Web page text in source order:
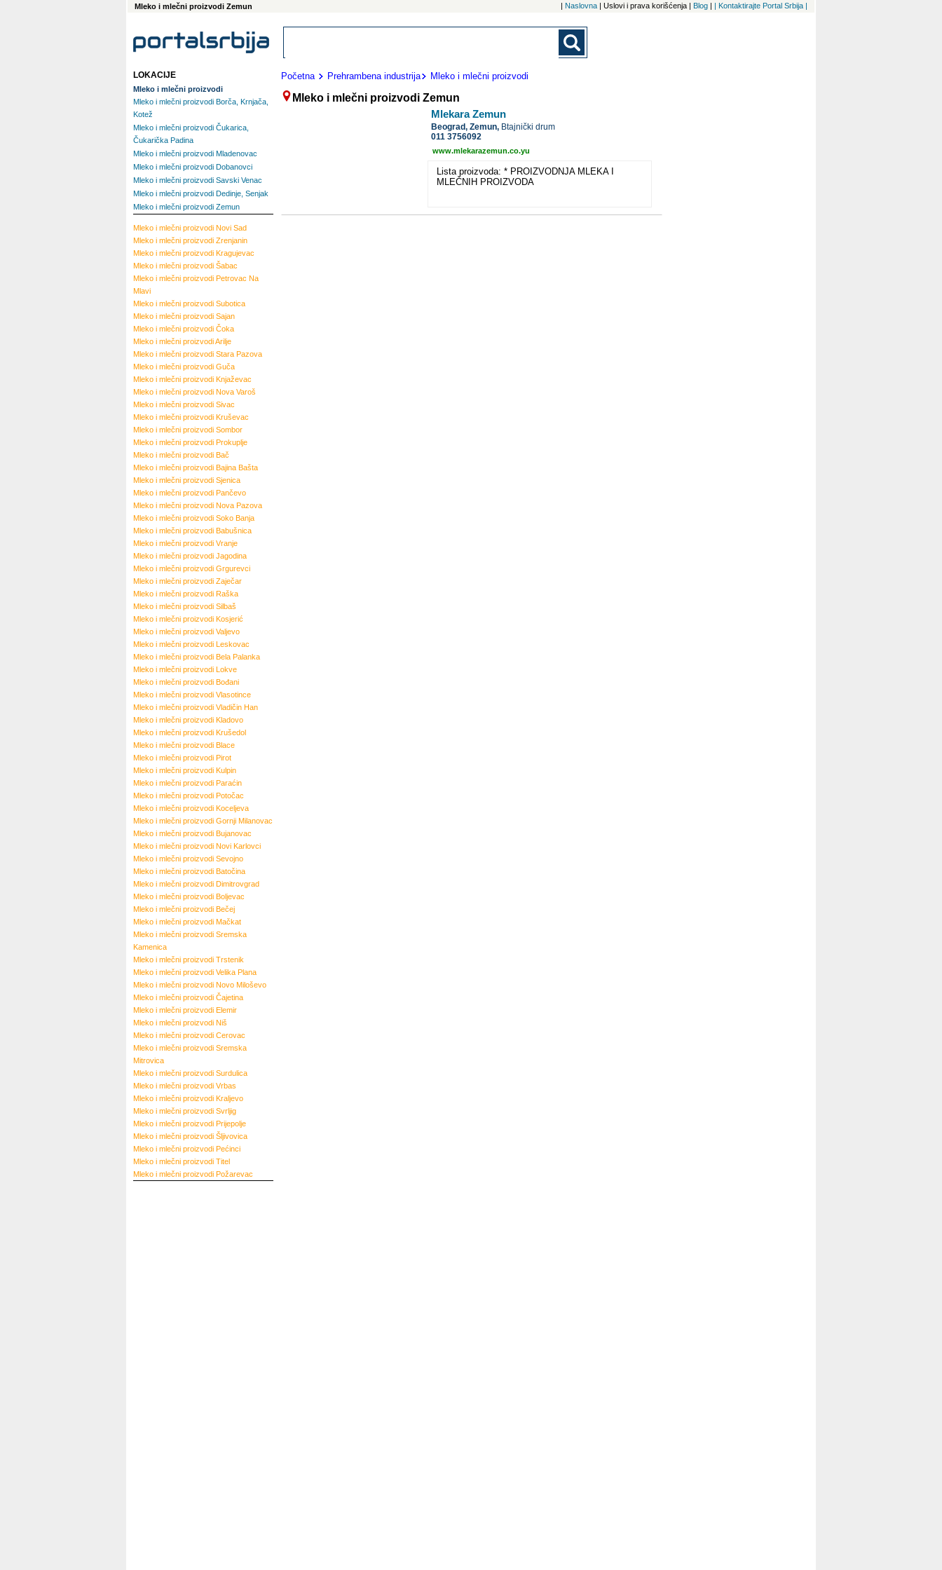
Mleko i mlečni proizvodi Zemun | Naslovna | Uslovi i prava korišćenja | Blog | | Kontaktirajte Portal Srbija |
Početna Prehrambena industrija Mleko i mlečni proizvodi
Mleko i mlečni proizvodi Zemun
Mlekara Zemun
Beograd,Zemun, Btajnički drum
011 3756092
www.mlekarazemun.co.yu
Lista proizvoda: * PROIZVODNJA MLEKA I
MLEČNIH PROIZVODA
LOKACIJE
Mleko i mlečni proizvodi
Mleko i mlečni proizvodi Borča, Krnjača,
Kotež
Mleko i mlečni proizvodi Čukarica,
Čukarička Padina
Mleko i mlečni proizvodi Mladenovac
Mleko i mlečni proizvodi Dobanovci
Mleko i mlečni proizvodi Savski Venac
Mleko i mlečni proizvodi Dedinje, Senjak
Mleko i mlečni proizvodi Zemun
Mleko i mlečni proizvodi Novi Sad
Mleko i mlečni proizvodi Zrenjanin
Mleko i mlečni proizvodi Kragujevac
Mleko i mlečni proizvodi Šabac
Mleko i mlečni proizvodi Petrovac Na
Mlavi
Mleko i mlečni proizvodi Subotica
Mleko i mlečni proizvodi Sajan
Mleko i mlečni proizvodi Čoka
Mleko i mlečni proizvodiArilje
Mleko i mlečni proizvodi Stara Pazova
Mleko i mlečni proizvodi Guča
Mleko i mlečni proizvodi Knjaževac
Mleko i mlečni proizvodi Nova Varoš
Mleko i mlečni proizvodi Sivac
Mleko i mlečni proizvodi Kruševac
Mleko i mlečni proizvodi Sombor
Mleko i mlečni proizvodi Prokuplje
Mleko i mlečni proizvodi Bač
Mleko i mlečni proizvodi Bajina Bašta
Mleko i mlečni proizvodi Sjenica
Mleko i mlečni proizvodi Pančevo
Mleko i mlečni proizvodi Nova Pazova
Mleko i mlečni proizvodi Soko Banja
Mleko i mlečni proizvodi Babušnica
Mleko i mlečni proizvodi Vranje
Mleko i mlečni proizvodi Jagodina
Mleko i mlečni proizvodi Grgurevci
Mleko i mlečni proizvodi Zaječar
Mleko i mlečni proizvodi Raška
Mleko i mlečni proizvodi Silbaš
Mleko i mlečni proizvodi Kosjerić
Mleko i mlečni proizvodi Valjevo
Mleko i mlečni proizvodi Leskovac
Mleko i mlečni proizvodi Bela Palanka
Mleko i mlečni proizvodi Lokve
Mleko i mlečni proizvodi Bođani
Mleko i mlečni proizvodi Vlasotince
Mleko i mlečni proizvodi Vladičin Han
Mleko i mlečni proizvodi Kladovo
Mleko i mlečni proizvodi Krušedol
Mleko i mlečni proizvodi Blace
Mleko i mlečni proizvodi Pirot
Mleko i mlečni proizvodi Kulpin
Mleko i mlečni proizvodi Paraćin
Mleko i mlečni proizvodi Potočac
Mleko i mlečni proizvodi Koceljeva
Mleko i mlečni proizvodi Gornji Milanovac
Mleko i mlečni proizvodi Bujanovac
Mleko i mlečni proizvodi Novi Karlovci
Mleko i mlečni proizvodi Sevojno
Mleko i mlečni proizvodi Batočina
Mleko i mlečni proizvodi Dimitrovgrad
Mleko i mlečni proizvodi Boljevac
Mleko i mlečni proizvodi Bečej
Mleko i mlečni proizvodi Mačkat
Mleko i mlečni proizvodi Sremska
Kamenica
Mleko i mlečni proizvodi Trstenik
Mleko i mlečni proizvodi Velika Plana
Mleko i mlečni proizvodi Novo Miloševo
Mleko i mlečni proizvodi Čajetina
Mleko i mlečni proizvodi Elemir
Mleko i mlečni proizvodi Niš
Mleko i mlečni proizvodi Cerovac
Mleko i mlečni proizvodi Sremska
Mitrovica
Mleko i mlečni proizvodi Surdulica
Mleko i mlečni proizvodi Vrbas
Mleko i mlečni proizvodi Kraljevo
Mleko i mlečni proizvodi Svrljig
Mleko i mlečni proizvodi Prijepolje
Mleko i mlečni proizvodi Šljivovica
Mleko i mlečni proizvodi Pećinci
Mleko i mlečni proizvodi Titel
Mleko i mlečni proizvodi Požarevac